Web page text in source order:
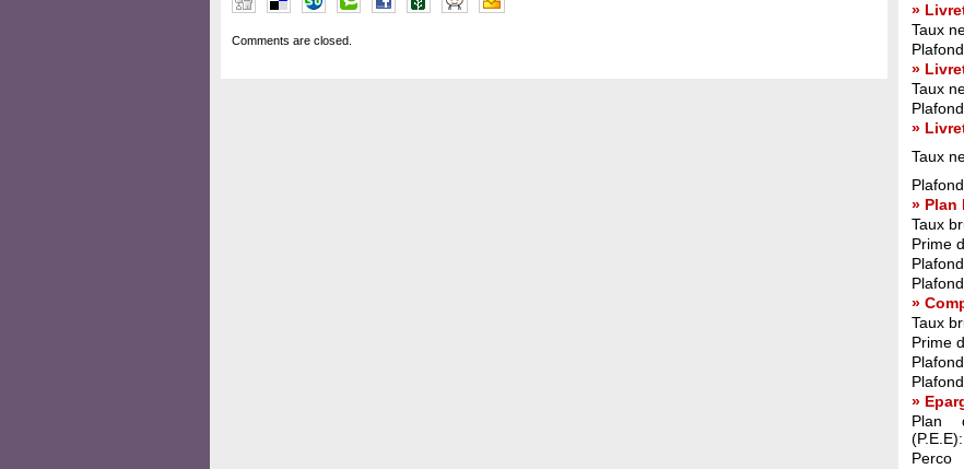
Comments are closed.
»
Taux
»
Taux
»
Taux
» Plan
Taux
Prime
»
Taux
Prime
»
Plan
(P.E.E):
Perco